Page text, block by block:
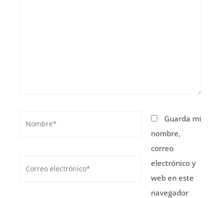
Guarda mi
nombre,
correo
electrónico y
web en este
navegador